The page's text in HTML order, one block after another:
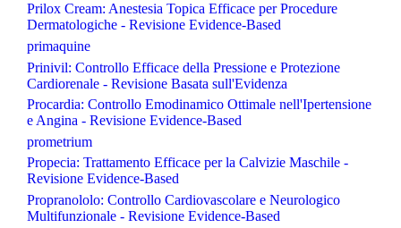
Prilox Cream: Anestesia Topica Efficace per Procedure
Dermatologiche - Revisione Evidence-Based
primaquine
Prinivil: Controllo Efficace della Pressione e Protezione
Cardiorenale - Revisione Basata sull'Evidenza
Procardia: Controllo Emodinamico Ottimale nell'Ipertensione
e Angina - Revisione Evidence-Based
prometrium
Propecia: Trattamento Efficace per la Calvizie Maschile -
Revisione Evidence-Based
Propranololo: Controllo Cardiovascolare e Neurologico
Multifunzionale - Revisione Evidence-Based